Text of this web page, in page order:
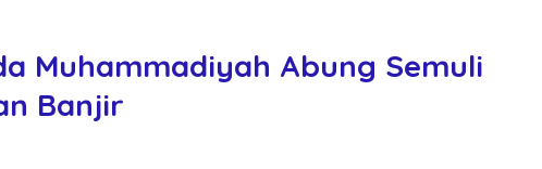
Muhammadiyah Abung Semuli
Banjir